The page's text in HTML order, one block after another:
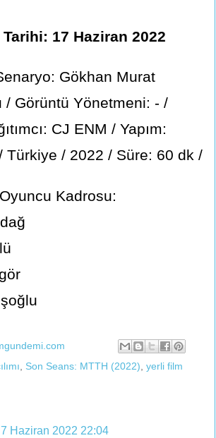
17 Haziran 2022
Gökhan Murat
/ Görüntü Yönetmeni: - /
CJ ENM / Yapım:
Türkiye / 2022 / Süre: 60 dk /
Oyuncu Kadrosu:
, Son Seans: MTTH (2022), yerli film
7 Haziran 2022 22:04